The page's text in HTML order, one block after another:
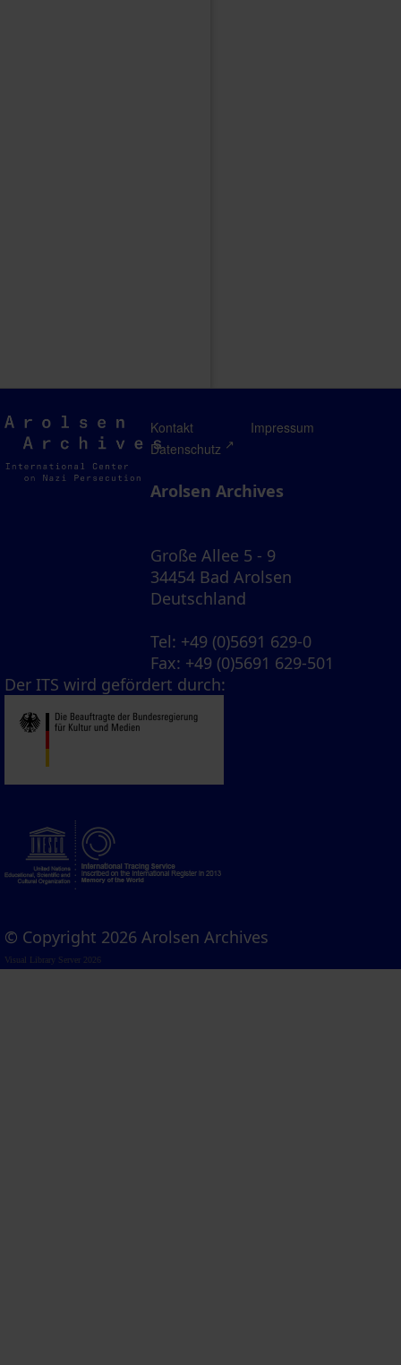
Arolsen
Archives
Kontakt
Impressum
Datenschutz
Arolsen Archives
Große Allee 5 - 9
34454 Bad Arolsen
Deutschland
Tel: +49 (0)5691 629-0
Fax: +49 (0)5691 629-501
Der ITS wird gefördert durch:
© Copyright 2026 Arolsen Archives
Visual Library Server 2026